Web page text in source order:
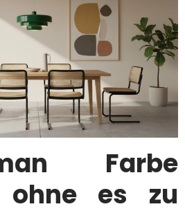
Farbe
ohne es zu